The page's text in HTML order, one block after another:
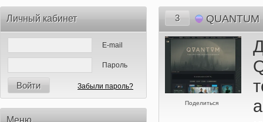
Личный кабинет
E-mail
Пароль
Войти Забыли пароль?
Меню
3 QUANTUM
Поделиться